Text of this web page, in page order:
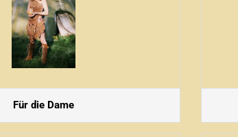
Für die Dame